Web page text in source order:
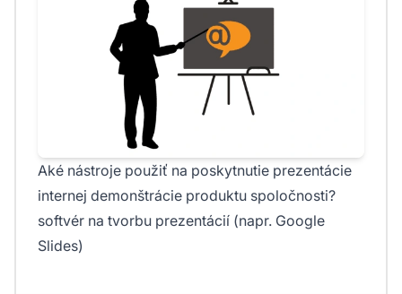
Aké nástroje použiť na poskytnutie prezentácie
internej demonštrácie produktu spoločnosti?
softvér na tvorbu prezentácií (napr. Google
Slides)